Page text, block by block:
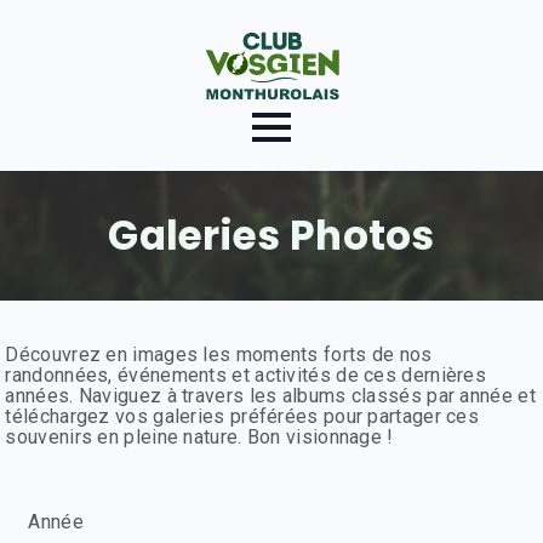
Galeries Photos
Découvrez en images les moments forts de nos
randonnées, événements et activités de ces dernières
années. Naviguez à travers les albums classés par année et
téléchargez vos galeries préférées pour partager ces
souvenirs en pleine nature. Bon visionnage !
Année